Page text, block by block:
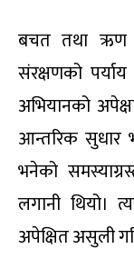
बचत तथा ऋण
संरक्षणको
अभियानको
आन्तरिक सुधार
भनेको
लगानी थियो।
अपेक्षित असुली